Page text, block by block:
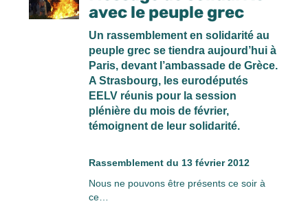
avec le peuple grec
Un rassemblement en solidarité au
peuple grec se tiendra aujourd’hui à
Paris, devant l’ambassade de Grèce.
A Strasbourg, les eurodéputés
EELV réunis pour la session
plénière du mois de février,
témoignent de leur solidarité.
Rassemblement du 13 février 2012
Nous ne pouvons être présents ce soir à
ce…